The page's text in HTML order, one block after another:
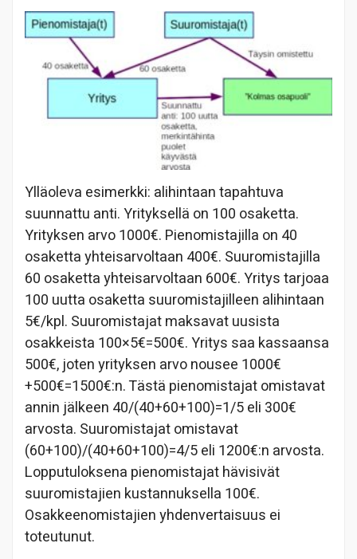
Ylläoleva esimerkki: alihintaan tapahtuva
suunnattu anti. Yrityksellä on 100 osaketta.
Yrityksen arvo 1000€. Pienomistajilla on 40
osaketta yhteisarvoltaan 400€. Suuromistajilla
60 osaketta yhteisarvoltaan 600€. Yritys tarjoaa
100 uutta osaketta suuromistajilleen alihintaan
5€/kpl. Suuromistajat maksavat uusista
osakkeista 100×5€=500€. Yritys saa kassaansa
500€, joten yrityksen arvo nousee 1000€
+500€=1500€:n. Tästä pienomistajat omistavat
annin jälkeen 40/(40+60+100)=1/5 eli 300€
arvosta. Suuromistajat omistavat
(60+100)/(40+60+100)=4/5 eli 1200€:n arvosta.
Lopputuloksena pienomistajat hävisivät
suuromistajien kustannuksella 100€.
Osakkeenomistajien yhdenvertaisuus ei
toteutunut.